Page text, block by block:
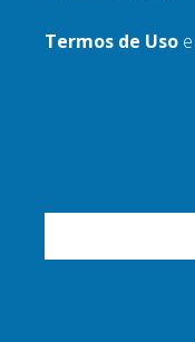
Termos de Uso e